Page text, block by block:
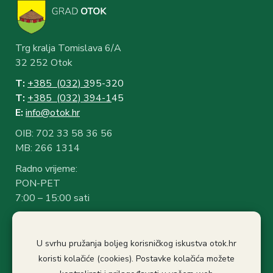
Trg kralja Tomislava 6/A
32 252 Otok
T: +385 (032) 395-320
T: +385 (032) 394-145
E: info@otok.hr
OIB: 702 33 58 36 56
MB: 266 1314
Radno vrijeme:
PON-PET
7:00 – 15:00 sati
Stanka: 10:30-11.00
U svrhu pružanja boljeg korisničkog iskustva otok.hr
koristi kolačiće (cookies). Postavke kolačića možete